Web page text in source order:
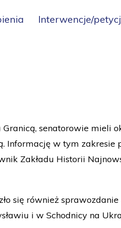
senatorowie mieli
w tym zakresie
Zakładu Historii
się również
i w Schodnicy na
Interwencje/